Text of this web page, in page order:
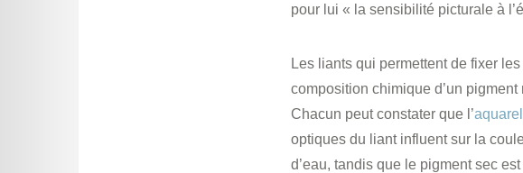
pour lui « la sensibilité picturale à
Les liants qui permettent de fixer
composition chimique d’un
Chacun peut constater que l’
optiques du liant influent sur la
d’eau, tandis que le pigment sec